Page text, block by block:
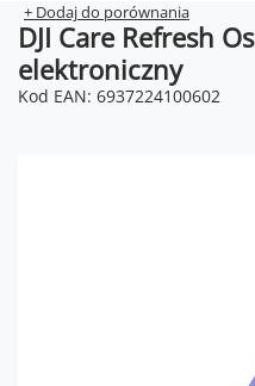
+ Dodaj do porównania
DJI Care Refresh
elektroniczny
Kod EAN: 6937224100602